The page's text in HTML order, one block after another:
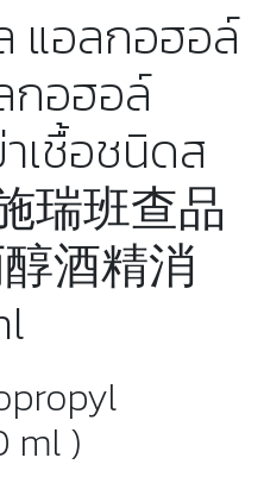
แอลกอฮอล์
กอฮอล์
เชื้อชนิดส
瑞班查品
酒精消
ml )